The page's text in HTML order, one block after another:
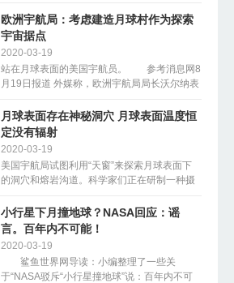
怪异植物
生命医学
野生动物占领等等，在巴西的东海岸就有一座
这样岛屿，是被毒...
欧洲宇航局：考虑建造月球村作为探索
宇宙据点
2020-03-19
站在月球表面的美国宇航员。 参考消息网8
月19日报道 外媒称，欧洲宇航局局长沃尔纳表
点进一步探索太...
月球表面存在神秘洞穴 月球表面温度恒
定没有辐射
2020-03-19
美国宇航局试图利用“天窗”来探索月球表面下
的洞穴和熔岩沟道。科学家们正在研制一种摄
部，从而得出藏在月...
小行星下月撞地球？NASA回应：谣
言。百年内不可能！
2020-03-19
鲨鱼世界网导读：小编整理了一些关
于“NASA驳斥“小行星撞地球”说：百年内不可